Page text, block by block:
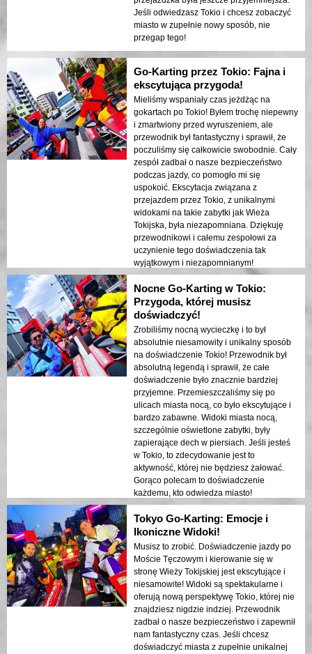
Jeśli odwiedzasz Tokio i chcesz zobaczyć
miasto w zupełnie nowy sposób, nie
przegap tego!
Go-Karting przez Tokio: Fajna i
ekscytująca przygoda!
Mieliśmy wspaniały czas jeżdżąc na
gokartach po Tokio! Byłem trochę niepewny
i zmartwiony przed wyruszeniem, ale
przewodnik był fantastyczny i sprawił, że
poczuliśmy się całkowicie swobodnie. Cały
zespół zadbał o nasze bezpieczeństwo
podczas jazdy, co pomogło mi się
uspokoić. Ekscytacja związana z
przejazdem przez Tokio, z unikalnymi
widokami na takie zabytki jak Wieża
Tokijska, była niezapomniana. Dziękuję
przewodnikowi i całemu zespołowi za
uczynienie tego doświadczenia tak
wyjątkowym i niezapomnianym!
Nocne Go-Karting w Tokio:
Przygoda, której musisz
doświadczyć!
Zrobiliśmy nocną wycieczkę i to był
absolutnie niesamowity i unikalny sposób
na doświadczenie Tokio! Przewodnik był
absolutną legendą i sprawił, że całe
doświadczenie było znacznie bardziej
przyjemne. Przemieszczaliśmy się po
ulicach miasta nocą, co było ekscytujące i
bardzo zabawne. Widoki miasta nocą,
szczególnie oświetlone zabytki, były
zapierające dech w piersiach. Jeśli jesteś
w Tokio, to zdecydowanie jest to
aktywność, której nie będziesz żałować.
Gorąco polecam to doświadczenie
każdemu, kto odwiedza miasto!
Tokyo Go-Karting: Emocje i
Ikoniczne Widoki!
Musisz to zrobić. Doświadczenie jazdy po
Moście Tęczowym i kierowanie się w
stronę Wieży Tokijskiej jest ekscytujące i
niesamowite! Widoki są spektakularne i
oferują nową perspektywę Tokio, której nie
znajdziesz nigdzie indziej. Przewodnik
zadbał o nasze bezpieczeństwo i zapewnił
nam fantastyczny czas. Jeśli chcesz
doświadczyć miasta z zupełnie unikalnej